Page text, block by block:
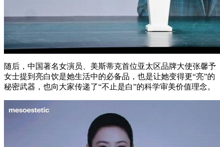
随后，中国著名女演员、美斯蒂克首位亚太区品牌大使张馨予
女士提到亮白饮是她生活中的必备品，也是让她变得更“亮”的
秘密武器，也向大家传递了“不止是白”的科学审美价值理念。